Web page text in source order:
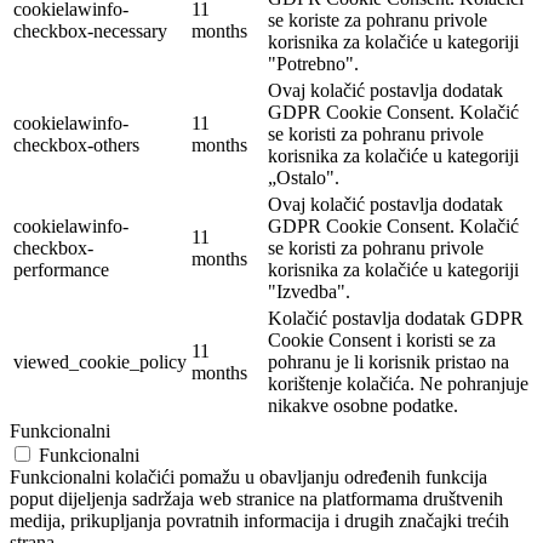
cookielawinfo-
checkbox-necessary
11
months
se koriste za pohranu privole
korisnika za kolačiće u kategoriji
"Potrebno".
cookielawinfo-
checkbox-others
11
months
Ovaj kolačić postavlja dodatak
GDPR Cookie Consent. Kolačić
se koristi za pohranu privole
korisnika za kolačiće u kategoriji
„Ostalo".
cookielawinfo-
checkbox-
performance
11
months
Ovaj kolačić postavlja dodatak
GDPR Cookie Consent. Kolačić
se koristi za pohranu privole
korisnika za kolačiće u kategoriji
"Izvedba".
viewed_cookie_policy
11
months
Kolačić postavlja dodatak GDPR
Cookie Consent i koristi se za
pohranu je li korisnik pristao na
korištenje kolačića. Ne pohranjuje
nikakve osobne podatke.
Funkcionalni
Funkcionalni
Funkcionalni kolačići pomažu u obavljanju određenih funkcija
poput dijeljenja sadržaja web stranice na platformama društvenih
medija, prikupljanja povratnih informacija i drugih značajki trećih